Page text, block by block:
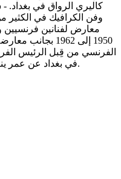
كاليري الرواق في
وفن الكرافيك في الكثير
معارض لفنانين فرنسيين
في بغداد عن عمر يناهز التاسعة والسبعين عاماً ودُفن فيها.